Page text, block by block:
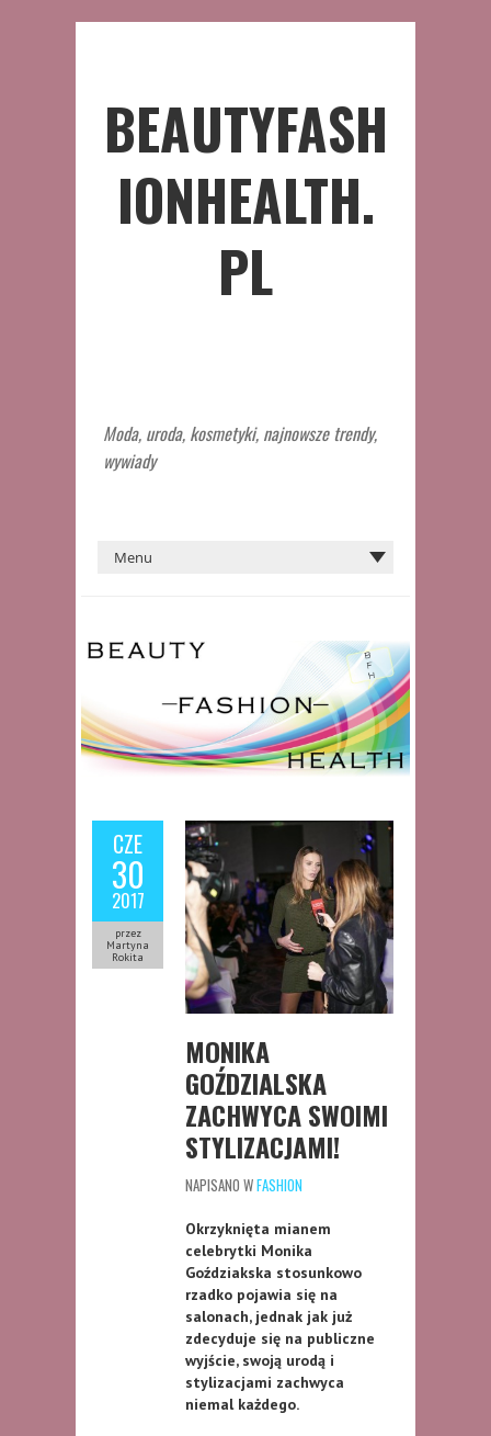
BEAUTYFASH
IONHEALTH.
PL
Moda, uroda, kosmetyki, najnowsze trendy,
wywiady
CZE
30
2017
przez
Martyna
Rokita
MONIKA
GOŹDZIALSKA
ZACHWYCA SWOIMI
STYLIZACJAMI!
NAPISANO WFASHION
Okrzyknięta mianem
celebrytki Monika
Goździakska stosunkowo
rzadko pojawia się na
salonach, jednak jak już
zdecyduje się na publiczne
wyjście, swoją urodą i
stylizacjami zachwyca
niemal każdego.